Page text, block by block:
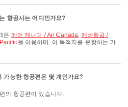
항공사는 어디인가요?
은 에어 캐나다 / Air Canada, 에바항공 /
을 이용하며, 이 목적지를 운항하는 가
가능한 항공편은 몇 개인가요?
의 항공편이 있습니다.